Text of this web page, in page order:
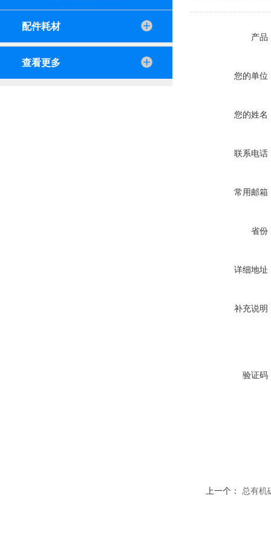
配件耗材
查看更多
产品
您的单位
您的姓名
联系电话
常用邮箱
省份
详细地址
补充说明
验证码
上一个： 总有机